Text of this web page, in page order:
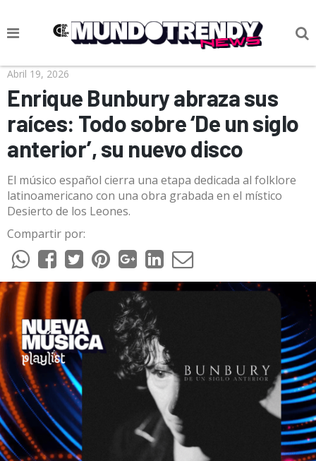
NOTICIAS
CULTURA POP
CIENCIA Y TECNOLOGÍA
VIDA
SOCIEDAD
CULTURIZANDO.COM
Abril 19, 2026
Enrique Bunbury abraza sus
raíces: Todo sobre ‘De un siglo
anterior’, su nuevo disco
El músico español cierra una etapa dedicada al folklore
latinoamericano con una obra grabada en el místico
Desierto de los Leones.
Compartir por: